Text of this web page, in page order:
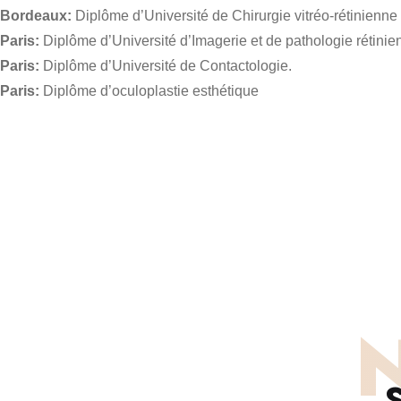
Bordeaux: Diplôme d’Université de Chirurgie vitréo-rétinienne
Paris: Diplôme d’Université d’Imagerie et de pathologie
Paris: Diplôme d’Université de Contactologie.
Paris: Diplôme d’oculoplastie esthétique